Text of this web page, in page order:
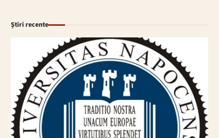
Știri recente